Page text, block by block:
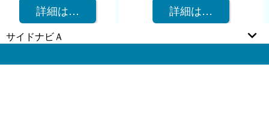
サイドナビＡ
詳細は… 詳細は…